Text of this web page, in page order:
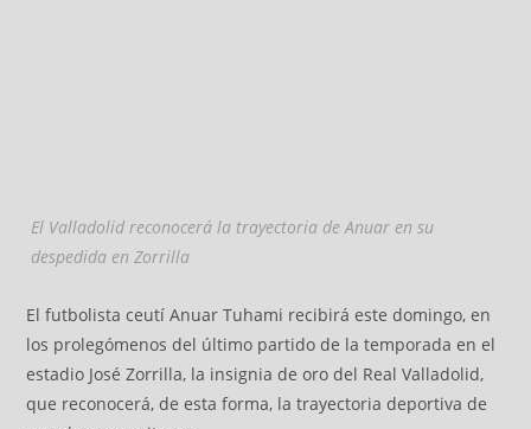
El Valladolid reconocerá la trayectoria de Anuar en su
despedida en Zorrilla
El futbolista ceutí Anuar Tuhami recibirá este domingo, en
los prolegómenos del último partido de la temporada en el
estadio José Zorrilla, la insignia de oro del Real Valladolid,
que reconocerá, de esta forma, la trayectoria deportiva de